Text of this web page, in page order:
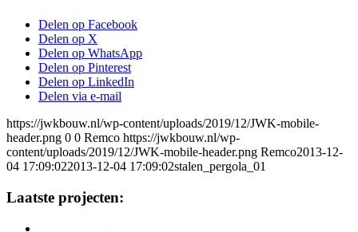
Delen op Facebook
Delen op X
Delen op WhatsApp
Delen op Pinterest
Delen op LinkedIn
Delen via e-mail
https://jwkbouw.nl/wp-content/uploads/2019/12/JWK-mobile-
header.png 0 0 Remco https://jwkbouw.nl/wp-
content/uploads/2019/12/JWK-mobile-header.png Remco2013-12-
04 17:09:022013-12-04 17:09:02stalen_pergola_01
Laatste projecten: